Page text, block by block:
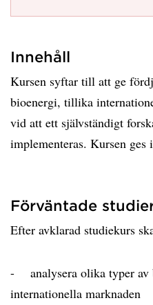
Innehåll
Kursen syftar till att ge
bioenergi, tillika
vid att ett självständigt
implementeras. Kursen ges
Förväntade
Efter avklarad studiekurs
- analysera olika typer av
internationella marknaden